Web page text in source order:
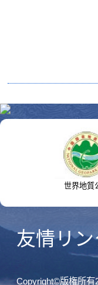
世界地質公
友情リン
Copyright©版権所有